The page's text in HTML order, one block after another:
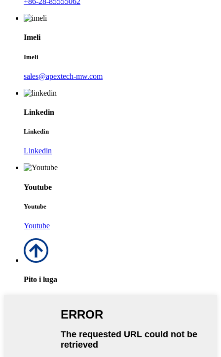
Imeli
Imeli
sales@apextech-mw.com
Linkedin
Linkedin
Linkedin
Youtube
Youtube
Youtube
Pito i luga